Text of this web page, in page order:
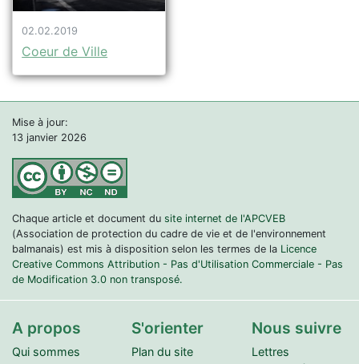
02.02.2019
Coeur de Ville
Mise à jour:
13 janvier 2026
Chaque article et document du site internet de l'APCVEB
(Association de protection du cadre de vie et de l'environnement
balmanais) est mis à disposition selon les termes de la Licence
Creative Commons Attribution - Pas d'Utilisation Commerciale - Pas
de Modification 3.0 non transposé.
A propos
Qui sommes
S'orienter
Plan du site
Nous suivre
Lettres